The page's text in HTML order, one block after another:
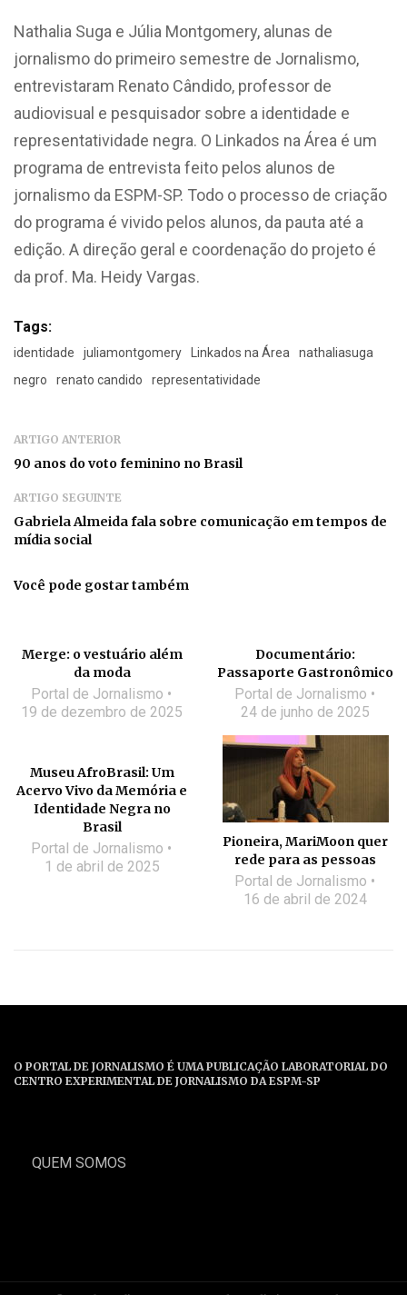
Nathalia Suga e Júlia Montgomery, alunas de
jornalismo do primeiro semestre de Jornalismo,
entrevistaram Renato Cândido, professor de
audiovisual e pesquisador sobre a identidade e
representatividade negra. O Linkados na Área é um
programa de entrevista feito pelos alunos de
jornalismo da ESPM-SP. Todo o processo de criação
do programa é vivido pelos alunos, da pauta até a
edição. A direção geral e coordenação do projeto é
da prof. Ma. Heidy Vargas.
Tags:
identidade juliamontgomery Linkados na Área
nathaliasuga
negro
renato candido representatividade
ARTIGO ANTERIOR
90 anos do voto feminino no Brasil
ARTIGO SEGUINTE
Gabriela Almeida fala sobre comunicação em tempos de
mídia social
Você pode gostar também
Merge: o vestuário além
da moda
Portal de Jornalismo
19 de dezembro de 2025
Documentário:
Passaporte Gastronômico
Portal de Jornalismo
24 de junho de 2025
Museu AfroBrasil: Um
Acervo Vivo da Memória e
Identidade Negra no
Brasil
Portal de Jornalismo
1 de abril de 2025
Pioneira, MariMoon quer
rede para as pessoas
Portal de Jornalismo
16 de abril de 2024
O PORTAL DE JORNALISMO É UMA PUBLICAÇÃO LABORATORIAL DO
CENTRO EXPERIMENTAL DE JORNALISMO DA ESPM-SP
QUEM SOMOS